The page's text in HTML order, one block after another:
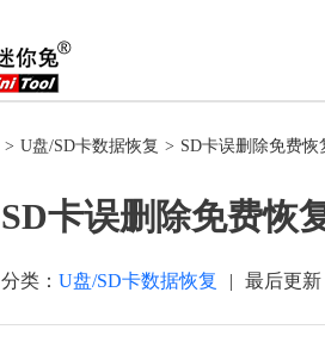
> U盘/SD卡数据恢复 > SD卡误删除免费
SD卡误删除免费恢
分类： U盘/SD卡数据恢复 | 最后更新